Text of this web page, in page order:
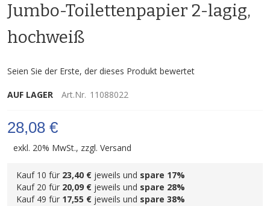
der
Bildgalerie
springen
Jumbo-Toilettenpapier 2-lagig,
hochweiß
Seien Sie der Erste, der dieses Produkt bewertet
AUF LAGER Art.Nr. 11088022
28,08 €
exkl. 20% MwSt., zzgl. Versand
Kauf 10 für 23,40 € jeweils und spare 17%
Kauf 20 für 20,09 € jeweils und spare 28%
Kauf 49 für 17,55 € jeweils und spare 38%